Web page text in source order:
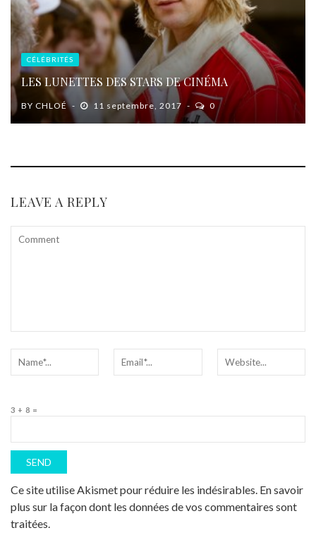
CÉLÉBRITÉS
LES LUNETTES DES STARS DE CINÉMA
BY CHLOÉ 11 septembre, 2017 0
LEAVE A REPLY
3 + 8 =
Ce site utilise Akismet pour réduire les indésirables. En savoir
plus sur la façon dont les données de vos commentaires sont
traitées.